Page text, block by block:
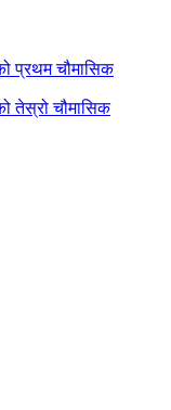
प्रथम चौमासिक
तेस्रो चौमासिक